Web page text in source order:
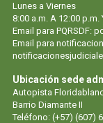
Lunes a Viernes
8:00 a.m. A 12:00 p.m.
Email para PQRSDF:
Email para
Ubicación sede
Autopista
Barrio Diamante II
Teléfono: (+57) (607)